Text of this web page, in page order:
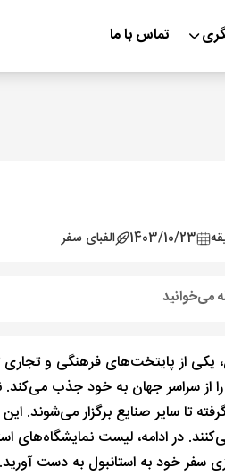
تماس با ما
1403/10/23 الفبای سفر
می‌خوانید
یکی از پایتخت‌های فرهنگی و
از سراسر جهان به خود جذب می‌کند.
تا سایر صنایع برگزار می‌شوند.
در ادامه، لیست نمایشگاه‌های
سفر خود به استانبول به دست آورید.